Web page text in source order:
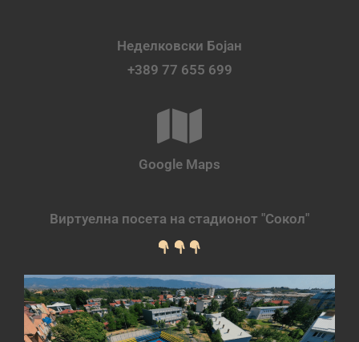
Неделковски Бојан
+389 77 655 699
Google Maps
Виртуелна посета на стадионот "Сокол"